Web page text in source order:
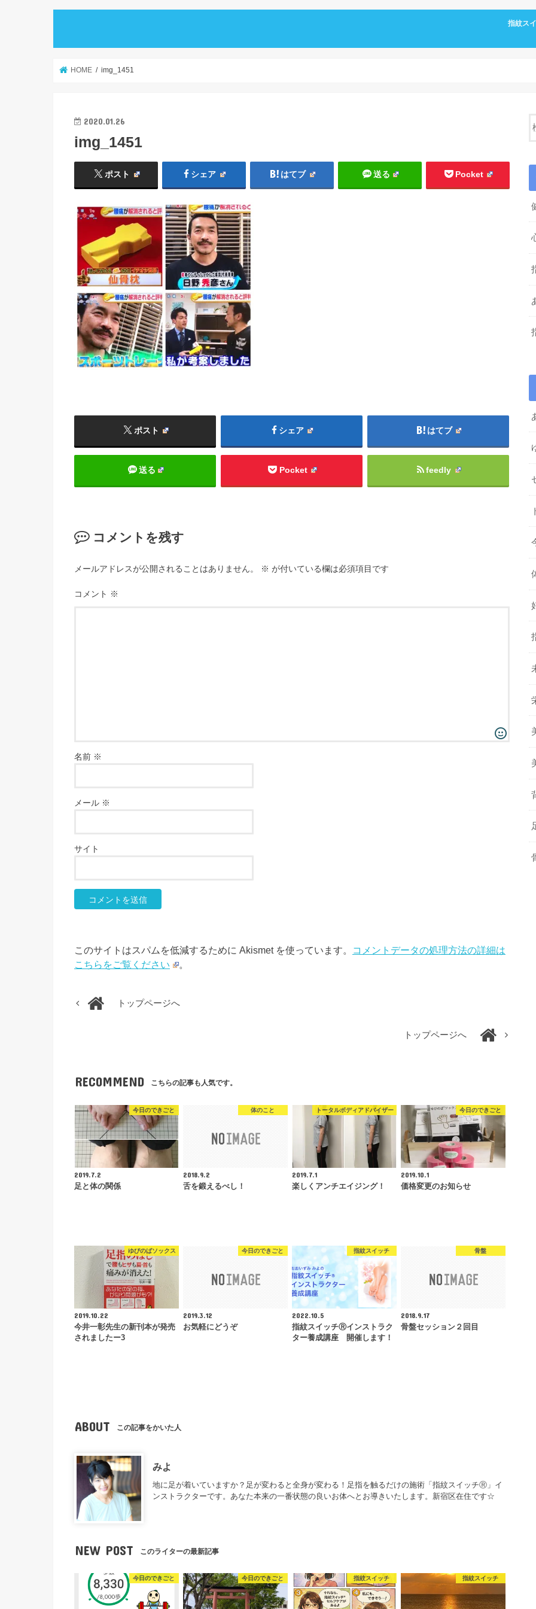
指紋ス
HOME img_1451
2020.01.26
img_1451
ポスト シェア はてブ 送る Pocket
ポスト シェア はてブ
送る Pocket feedly
コメントを残す
メールアドレスが公開されることはありません。 ※ が付いている欄は必須項目です
コメント ※
名前 ※
メール ※
サイト
このサイトはスパムを低減するために Akismet を使っています。
コメントデータの処理方法の詳細は
こちらをご覧ください
。
トップページへ
トップページへ
RECOMMEND こちらの記事も人気です。
今日のできごと
2019.7.2
足と体の関係
体のこと
2018.9.2
舌を鍛えるべし！
トータルボディアドバイザー
2019.7.1
楽しくアンチエイジング！
今日のできごと
2019.10.1
価格変更のお知らせ
ゆびのばソックス
2019.10.22
今井一彰先生の新刊本が発売
されましたー3
今日のできごと
2019.3.12
お気軽にどうぞ
指紋スイッチ
2022.10.5
指紋スイッチⓇインストラク
ター養成講座 開催します！
骨盤
2018.9.17
骨盤セッション２回目
ABOUT この記事をかいた人
みよ
地に足が着いていますか？足が変わると全身が変わる！足指を触るだけの施術「指紋スイッチⓇ」イ
ンストラクターです。あなた本来の一番状態の良いお体へとお導きいたします。新宿区在住です☆
NEW POST このライターの最新記事
今日のできごと 今日のできごと 指紋スイッチ 指紋スイッチ